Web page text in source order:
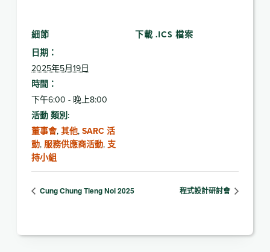
細節
日期：
2025年5月19日
時間：
下午6:00 - 晚上8:00
活動 類別:
董事會, 其他, SARC 活
動, 服務供應商活動, 支
持小組
下載 .ICS 檔案
Cung Chung Tieng Noi 2025 程式設計研討會